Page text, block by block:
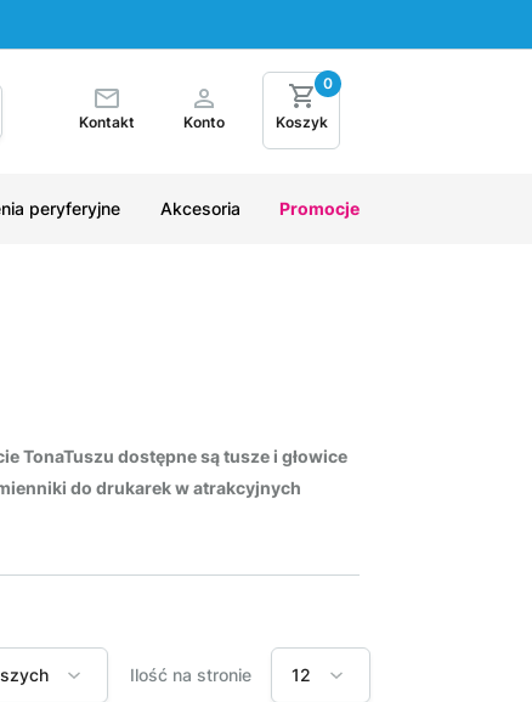
Kontakt Konto Koszyk
0
peryferyjne Akcesoria Promocje
TonaTuszu dostępne są tusze i głowice
do drukarek w atrakcyjnych
Ilość na stronie 12